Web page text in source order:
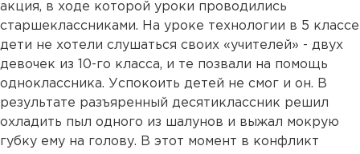
акция, в ходе которой уроки проводились
старшеклассниками. На уроке технологии в 5 классе
дети не хотели слушаться своих «учителей» - двух
девочек из 10-го класса, и те позвали на помощь
одноклассника. Успокоить детей не смог и он. В
результате разъяренный десятиклассник решил
охладить пыл одного из шалунов и выжал мокрую
губку ему на голову. В этот момент в конфликт